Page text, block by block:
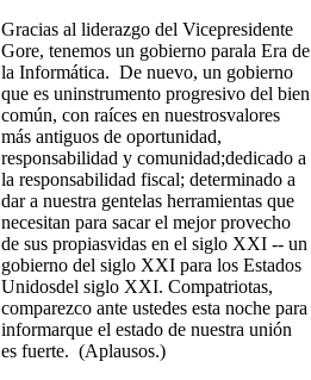
Gracias al liderazgo del Vicepresidente
Gore, tenemos un gobierno parala Era de
la Informática. De nuevo, un gobierno
que es uninstrumento progresivo del bien
común, con raíces en nuestrosvalores
más antiguos de oportunidad,
responsabilidad y comunidad;dedicado a
la responsabilidad fiscal; determinado a
dar a nuestra gentelas herramientas que
necesitan para sacar el mejor provecho
de sus propiasvidas en el siglo XXI -- un
gobierno del siglo XXI para los Estados
Unidosdel siglo XXI. Compatriotas,
comparezco ante ustedes esta noche para
informarque el estado de nuestra unión
es fuerte. (Aplausos.)